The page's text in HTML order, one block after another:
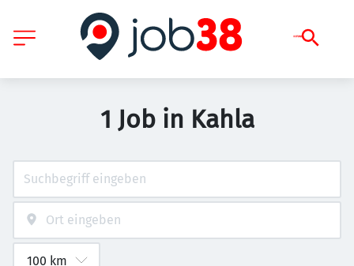
1 Job in Kahla